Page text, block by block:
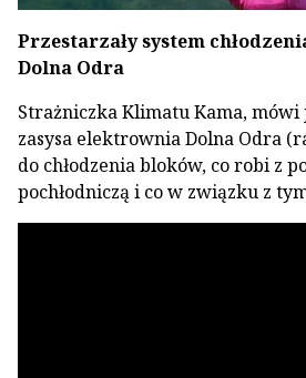
Przestarzały system
Dolna Odra
Strażniczka Klimatu Kama,
zasysa elektrownia Dolna Odra
do chłodzenia bloków, co robi z
pochłodniczą i co w związku z